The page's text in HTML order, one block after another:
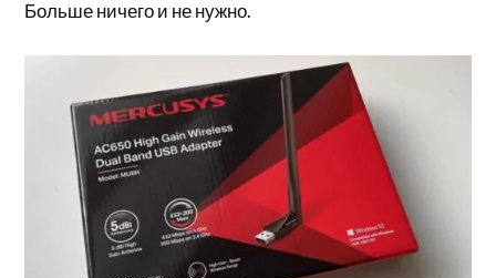
Больше ничего и не нужно.